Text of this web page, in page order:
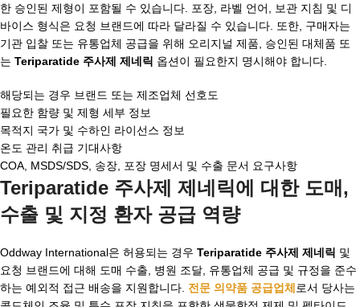
한 승인된 제형이 포함될 수 있습니다. 포장, 라벨 언어, 보관 지침 및 디
바이스 형식은 요청 브랜드에 따라 달라질 수 있습니다. 또한, 구매자는
기관 입찰 또는 유통업체 공급을 위해 오리지널 제품, 승인된 대체품 또
는 Teriparatide 주사제 제네릭 옵션이 필요한지 명시해야 합니다.
해당되는 경우 브랜드 또는 제조업체 선호도
필요한 함량 및 제형 세부 정보
목적지 국가 및 수하인 라이선스 정보
온도 관리 취급 기대사항
COA, MSDS/SDS, 송장, 포장 명세서 및 수출 문서 요구사항
Teriparatide 주사제 제네릭에 대한 도매,
수출 및 지정 환자 공급 역량
Oddway International은 허용되는 경우 Teriparatide 주사제 제네릭 및
요청 브랜드에 대해 도매 수출, 병원 조달, 유통업체 공급 및 규정을 준수
하는 예외적 접근 배송을 지원합니다. 전문 의약품 공급업체 로서 당사는